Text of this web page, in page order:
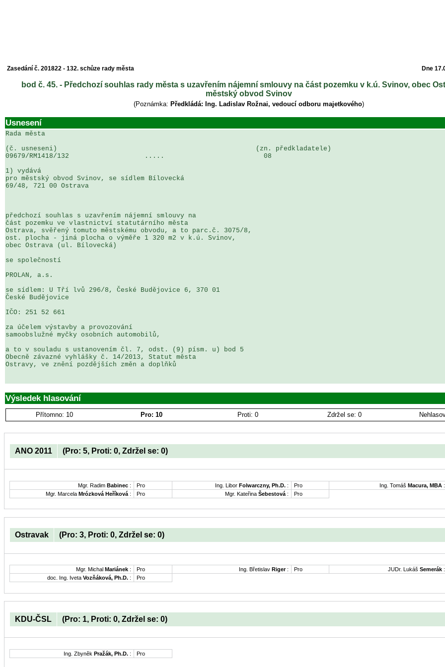
Zasedání č. 201822 - 132. schůze rady města Dne
bod č. 45. - Předchozí souhlas rady města s uzavřením nájemní smlouvy na část pozemku v k.ú. Svinov, obec
městský obvod Svinov
(Poznámka: Předkládá: Ing. Ladislav Rožnai, vedoucí odboru majetkového)
Usnesení
Rada města
(č. usneseni)                                                  (zn. předkladatele)
09679/RM1418/132                   .....                         08
1) vydává
pro městský obvod Svinov, se sídlem Bílovecká
69/48, 721 00 Ostrava
předchozí souhlas s uzavřením nájemní smlouvy na
část pozemku ve vlastnictví statutárního města
Ostrava, svěřený tomuto městskému obvodu, a to parc.č. 3075/8,
ost. plocha - jiná plocha o výměře 1 320 m2 v k.ú. Svinov,
obec Ostrava (ul. Bílovecká)
se společností
PROLAN, a.s.
se sídlem: U Tří lvů 296/8, České Budějovice 6, 370 01
České Budějovice
IČO: 251 52 661
za účelem výstavby a provozování
samoobslužné myčky osobních automobilů,
a to v souladu s ustanovením čl. 7, odst. (9) písm. u) bod 5
Obecně závazné vyhlášky č. 14/2013, Statut města
Ostravy, ve znění pozdějších změn a doplňků
Výsledek hlasování
Přítomno: 10 Pro: 10 Proti: 0 Zdržel se: 0
ANO 2011 (Pro: 5, Proti: 0, Zdržel se: 0)
Mgr. Radim Babinec : Pro Ing. Libor Folwarczny, Ph.D. : Pro Ing. Tomáš Macura, MBA :
Mgr. Marcela Mrózková Heříková : Pro Mgr. Kateřina Šebestová : Pro
Ostravak (Pro: 3, Proti: 0, Zdržel se: 0)
Mgr. Michal Mariánek : Pro Ing. Břetislav Riger: Pro JUDr. Lukáš Semerák :
doc. Ing. Iveta Vozňáková, Ph.D. : Pro
KDU-ČSL (Pro: 1, Proti: 0, Zdržel se: 0)
Ing. Zbyněk Pražák, Ph.D. : Pro